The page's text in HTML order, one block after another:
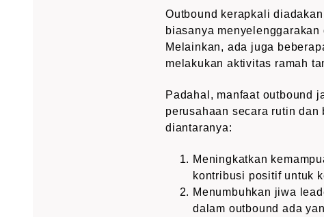
Outbound kerapkali
biasanya
Melainkan, ada juga
melakukan aktivitas ramah
Padahal, manfaat outbound
perusahaan secara rutin
diantaranya:
Meningkatkan
kontribusi positif untuk
Menumbuhkan jiwa
dalam outbound ada